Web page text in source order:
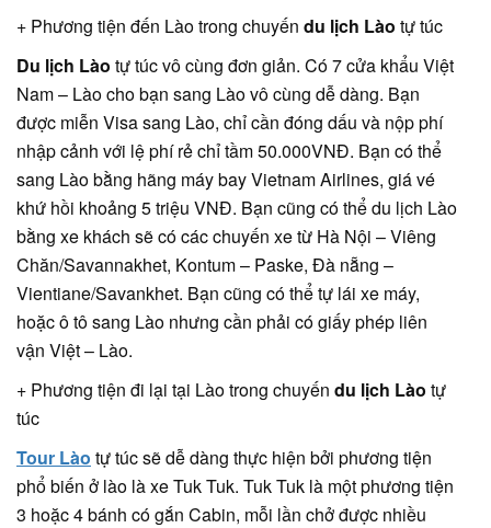
+ Phương tiện đến Lào trong chuyến du lịch Lào tự túc
Du lịch Lào tự túc vô cùng đơn giản. Có 7 cửa khẩu Việt
Nam – Lào cho bạn sang Lào vô cùng dễ dàng. Bạn
được miễn Visa sang Lào, chỉ cần đóng dấu và nộp phí
nhập cảnh với lệ phí rẻ chỉ tầm 50.000VNĐ. Bạn có thể
sang Lào bằng hãng máy bay Vietnam Airlines, giá vé
khứ hồi khoảng 5 triệu VNĐ. Bạn cũng có thể du lịch Lào
bằng xe khách sẽ có các chuyến xe từ Hà Nội – Viêng
Chăn/Savannakhet, Kontum – Paske, Đà nẵng –
Vientiane/Savankhet. Bạn cũng có thể tự lái xe máy,
hoặc ô tô sang Lào nhưng cần phải có giấy phép liên
vận Việt – Lào.
+ Phương tiện đi lại tại Lào trong chuyến du lịch Lào tự
túc
Tour Lào tự túc sẽ dễ dàng thực hiện bởi phương tiện
phổ biến ở lào là xe Tuk Tuk. Tuk Tuk là một phương tiện
3 hoặc 4 bánh có gắn Cabin, mỗi lần chở được nhiều